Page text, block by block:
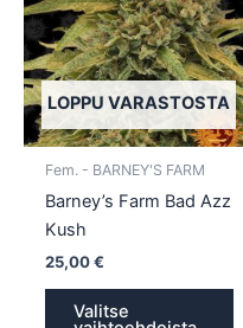
LOPPU VARASTOSTA
Fem. - BARNEY'S FARM
Barney’s Farm Bad Azz
Kush
25,00€
Valitse